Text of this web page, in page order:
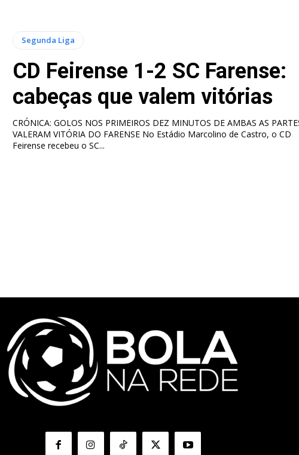
Segunda Liga
CD Feirense 1-2 SC Farense:
cabeças que valem vitórias
CRÓNICA: GOLOS NOS PRIMEIROS DEZ MINUTOS DE AMBAS AS
VALERAM VITÓRIA DO FARENSE No Estádio Marcolino de Castro, o CD
Feirense recebeu o SC...